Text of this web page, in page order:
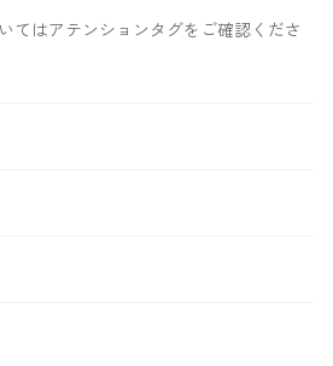
てはアテンションタグをご確認くださ